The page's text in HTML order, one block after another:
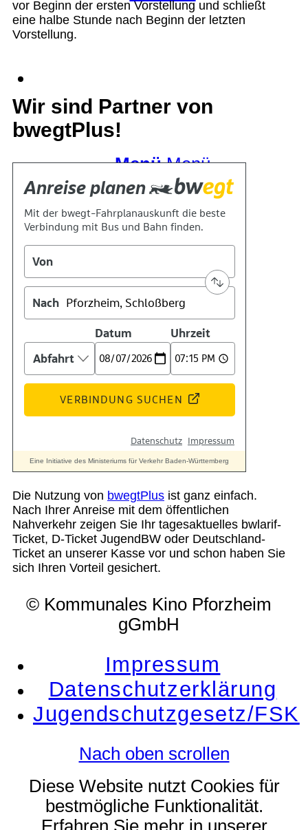
Menü Menü
vor Beginn der ersten Vorstellung und schließt
eine halbe Stunde nach Beginn der letzten
Vorstellung.
Wir sind Partner von
bwegtPlus!
Die Nutzung von bwegtPlus ist ganz einfach.
Nach Ihrer Anreise mit dem öffentlichen
Nahverkehr zeigen Sie Ihr tagesaktuelles bwlarif-
Ticket, D-Ticket JugendBW oder Deutschland-
Ticket an unserer Kasse vor und schon haben Sie
sich Ihren Vorteil gesichert.
© Kommunales Kino Pforzheim
gGmbH
Impressum
Datenschutzerklärung
Jugendschutzgesetz/FSK
Nach oben scrollen
Diese Website nutzt Cookies für
bestmögliche Funktionalität.
Erfahren Sie mehr in unserer